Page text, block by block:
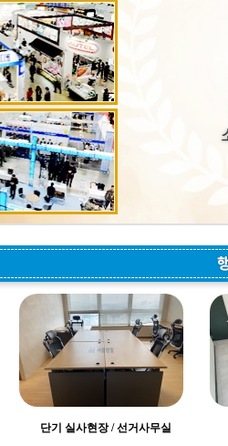
단기 실사현장 / 선거사무실